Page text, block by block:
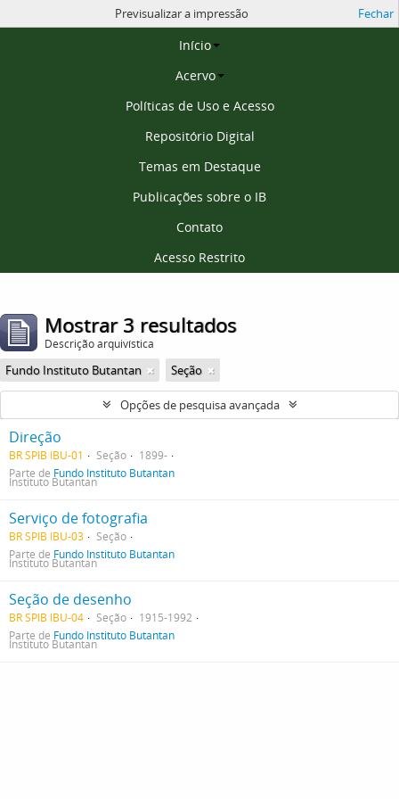
Página inicial
Início
Acervo
Políticas de Uso e Acesso
Repositório Digital
Temas em Destaque
Publicações sobre o IB
Contato
Acesso Restrito
Previsualizar a impressão Fechar
Mostrar 3 resultados
Descrição arquivística
Fundo Instituto Butantan Seção
Opções de pesquisa avançada
Direção
BR SPIB IBU-01 Seção
1899-
Parte de Fundo Instituto Butantan
Instituto Butantan
Serviço de fotografia
BR SPIB IBU-03
Seção
Parte de Fundo Instituto Butantan
Instituto Butantan
Seção de desenho
BR SPIB IBU-04 Seção
1915-1992
Parte de Fundo Instituto Butantan
Instituto Butantan